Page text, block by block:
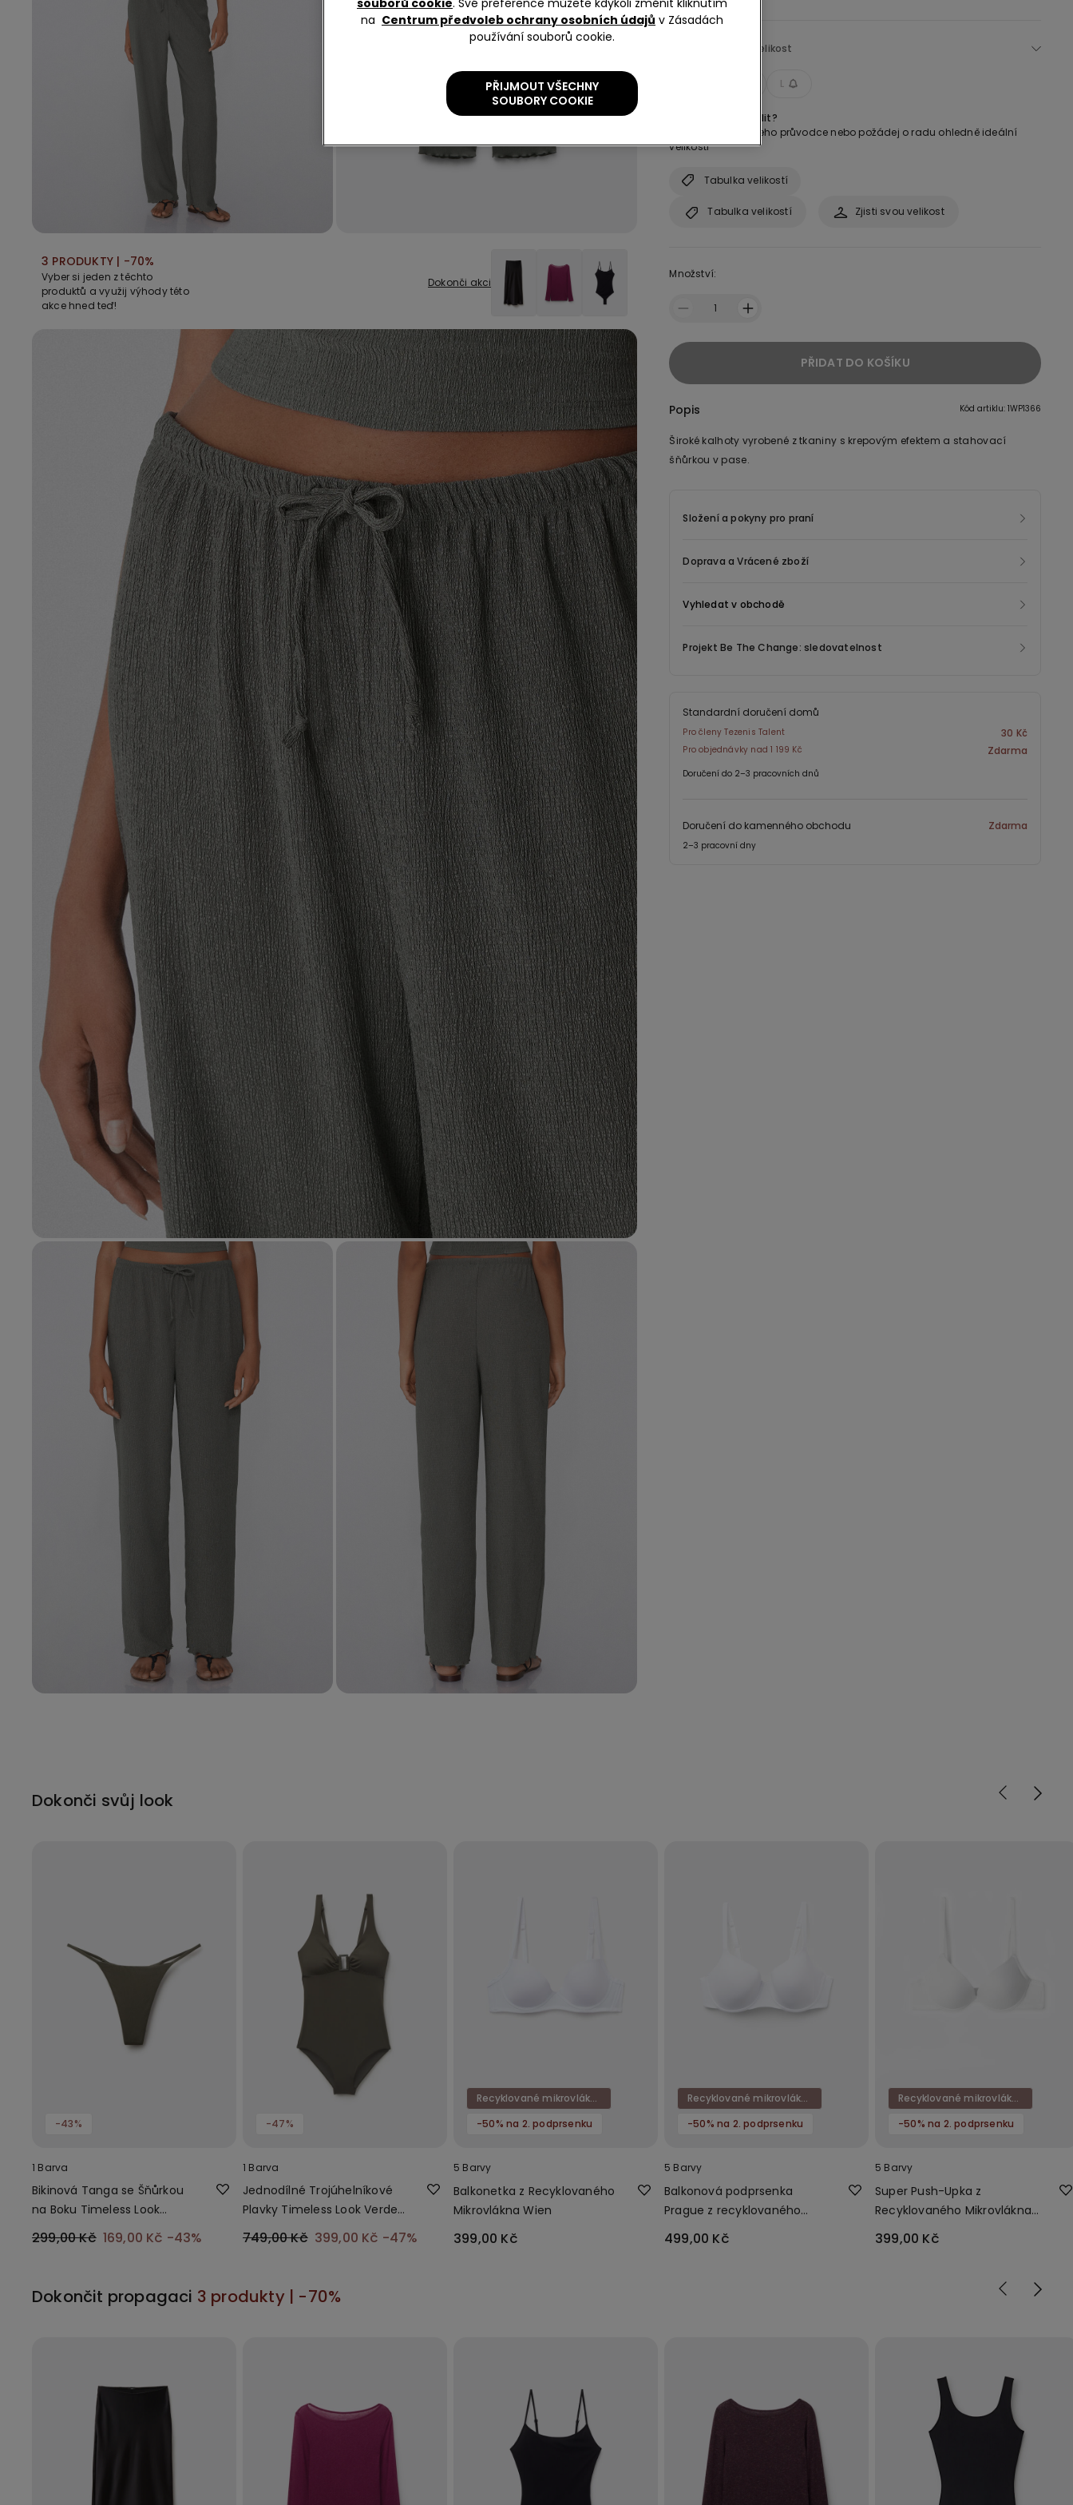
3 PRODUKTY | -70%
Vyber si jeden z těchto
produktů a využij výhody této
akce hned teď!
Dokonči akci
Zvol si velikost
L
Jakou velikost zvolit?
Podívej se do našeho průvodce nebo požádej o radu ohledně ideální
velikosti
Tabulka velikostí
Zjisti svou velikost
Tabulka velikostí
Množství:
1
PŘIDAT DO KOŠÍKU
Popis Kód artiklu: 1WP1366
Široké kalhoty vyrobené z tkaniny s krepovým efektem a stahovací
šňůrkou v pase.
Složení a pokyny pro praní
Doprava a Vrácené zboží
Vyhledat v obchodě
Projekt Be The Change: sledovatelnost
Standardní doručení domů
Pro členy Tezenis Talent 30 Kč
Pro objednávky nad 1 199 Kč Zdarma
Doručení do 2–3 pracovních dnů
Doručení do kamenného obchodu Zdarma
2–3 pracovní dny
Dokonči svůj look
-43%
1 Barva
Bikinová Tanga se Šňůrkou
na Boku Timeless Look
299,00 Kč 169,00 Kč -43%
-47%
1 Barva
Jednodílné Trojúhelníkové
Plavky Timeless Look Verde
749,00 Kč 399,00 Kč -47%
Recyklované mikrovlákno
-50% na 2. podprsenku
5 Barvy
Balkonetka z Recyklovaného
Mikrovlákna Wien
399,00 Kč
Recyklované mikrovlákno
-50% na 2. podprsenku
5 Barvy
Balkonová podprsenka
Prague z recyklovaného
499,00 Kč
Recyklované mikrovlákno
-50% na 2. podprsenku
5 Barvy
Super Push-Upka z
Recyklovaného Mikrovlákna
399,00 Kč
Dokončit propagaci 3 produkty | -70%
souborů cookie. Své preference můžete kdykoli změnit kliknutím
na Centrum předvoleb ochrany osobních údajů v Zásadách
používání souborů cookie.
PŘIJMOUT VŠECHNY
SOUBORY COOKIE